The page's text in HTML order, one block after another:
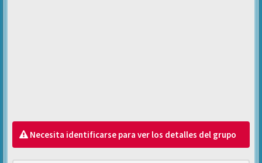
Necesita identificarse para ver los detalles del grupo